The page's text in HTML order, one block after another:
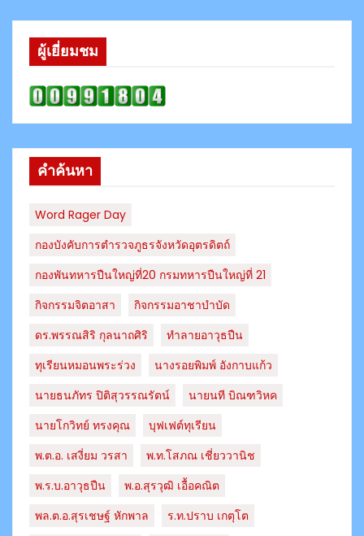
ผู้เยี่ยมชม
คำค้นหา
Word Rager Day
กองบังคับการตำรวจภูธรจังหวัดอุตรดิตถ์
กองพันทหารปืนใหญ่ที่20 กรมทหารปืนใหญ่ที่ 21
กิจกรรมจิตอาสา
กิจกรรมอาชาบำบัด
ดร.พรรณสิริ กุลนาถศิริ
ทำลายอาวุธปืน
ทุเรียนหมอนพระร่วง
นางรอยพิมพ์ อังกาบแก้ว
นายธนภัทร​ ปิติสุวรรณ​รัตน์​
นายนที บิณฑวิหค
นายโกวิทย์ ทรงคุณ
บุฟเฟต์ทุเรียน
พ.ต.อ. เสงี่ยม วรสา
พ.ท.โสภณ เชี่ยววานิช
พ.ร.บ.อาวุธปืน
พ.อ.สุรวุฒิ เอื้อคณิต
พล.ต.อ.สุรเชษฐ์ หักพาล
ร.ท.ปราบ เกตุโต